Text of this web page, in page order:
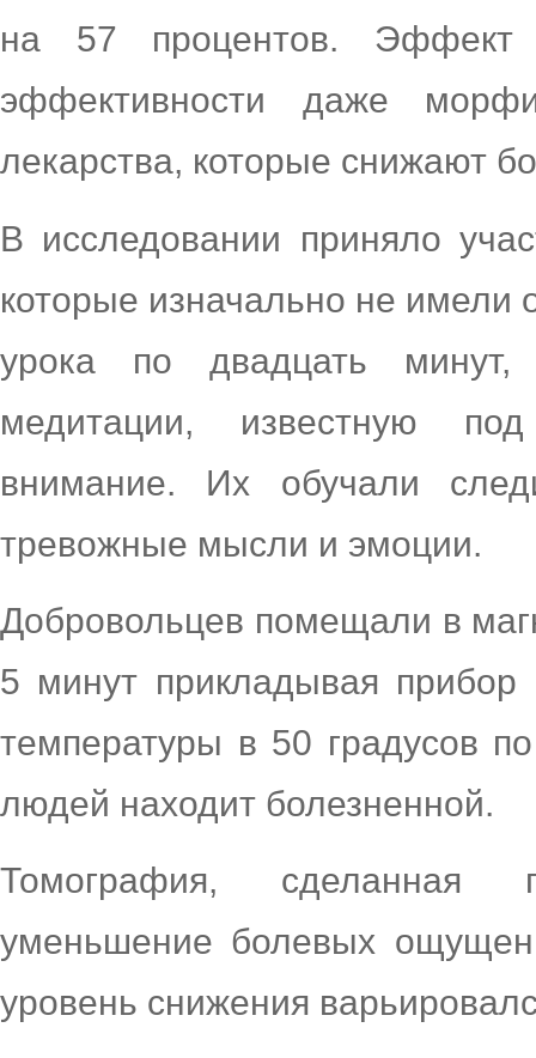
на 57 процентов. Эффект
эффективности даже
лекарства, которые снижают
В исследовании приняло
которые изначально не имели
урока по двадцать минут,
медитации, известную
внимание. Их обучали
тревожные мысли и эмоции.
Добровольцев помещали в
5 минут прикладывая
температуры в 50 градусов
людей находит болезненной.
Томография, сделанная
уменьшение болевых
уровень снижения